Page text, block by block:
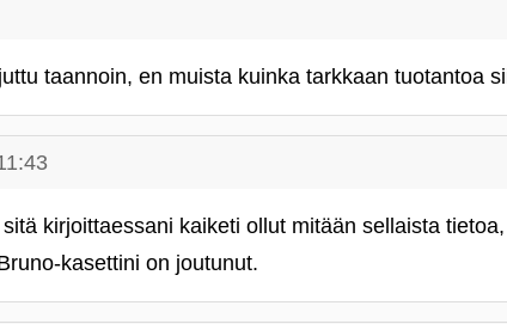
taannoin, en muista kuinka tarkkaan tuotantoa
kirjoittaessani kaiketi ollut mitään sellaista
kasettini on joutunut.